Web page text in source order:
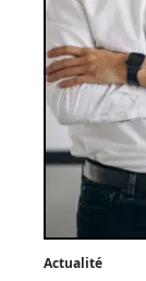
Actualité